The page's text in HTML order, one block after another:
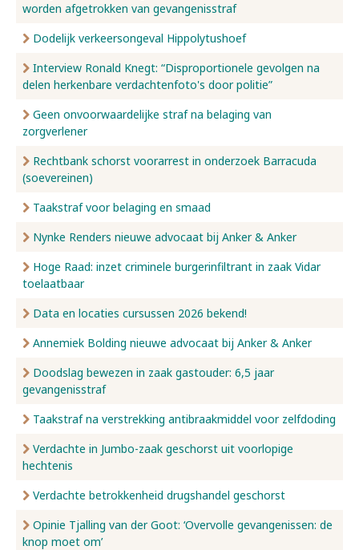
worden afgetrokken van gevangenisstraf
Dodelijk verkeersongeval Hippolytushoef
Interview Ronald Knegt: “Disproportionele gevolgen na
delen herkenbare verdachtenfoto's door politie”
Geen onvoorwaardelijke straf na belaging van
zorgverlener
Rechtbank schorst voorarrest in onderzoek Barracuda
(soevereinen)
Taakstraf voor belaging en smaad
Nynke Renders nieuwe advocaat bij Anker & Anker
Hoge Raad: inzet criminele burgerinfiltrant in zaak Vidar
toelaatbaar
Data en locaties cursussen 2026 bekend!
Annemiek Bolding nieuwe advocaat bij Anker & Anker
Doodslag bewezen in zaak gastouder: 6,5 jaar
gevangenisstraf
Taakstraf na verstrekking antibraakmiddel voor zelfdoding
Verdachte in Jumbo-zaak geschorst uit voorlopige
hechtenis
Verdachte betrokkenheid drugshandel geschorst
Opinie Tjalling van der Goot: ‘Overvolle gevangenissen: de
knop moet om’